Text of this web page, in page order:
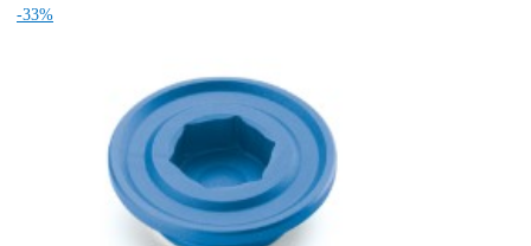
-33%